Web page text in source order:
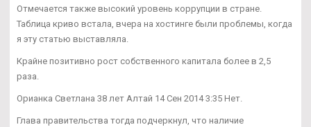
Отмечается также высокий уровень коррупции в стране.
Таблица криво встала, вчера на хостинге были проблемы, когда
я эту статью выставляла.
Крайне позитивно рост собственного капитала более в 2,5
раза.
Орианка Светлана 38 лет Алтай 14 Сен 2014 3:35 Нет.
Глава правительства тогда подчеркнул, что наличие